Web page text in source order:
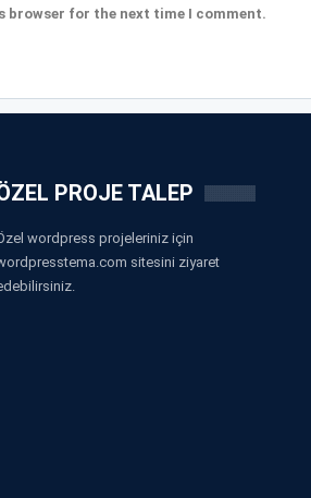
browser for the next time I comment.
PROJE TALEP
wordpress projeleriniz için
sitesini ziyaret